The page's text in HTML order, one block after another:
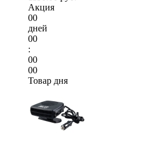
Акция
00
дней
00
:
00
00
Товар дня